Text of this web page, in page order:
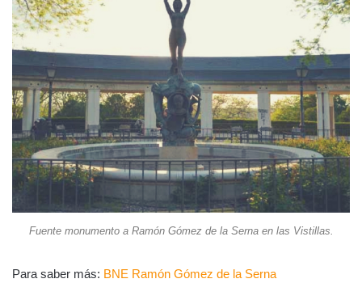
Fuente monumento a Ramón Gómez de la Serna en las Vistillas.
Para saber más: BNE Ramón Gómez de la Serna